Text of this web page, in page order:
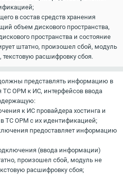
в состав средств хранения
объем дискового пространства,
пространства и состояние
штатно, произошел сбой, модуль
текстовую расшифровку сбоя.
представлять информацию в
ТС ОРМ к ИС, интерфейсов ввода
к ИС провайдера хостинга и
ТС ОРМ с их идентификацией;
предоставляет информацию
(ввода информации)
произошел сбой, модуль не
расшифровку сбоя;